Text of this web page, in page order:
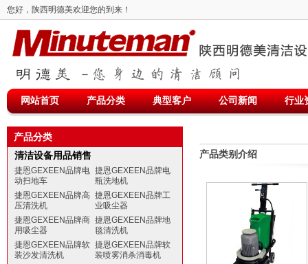
您好，陕西明德美欢迎您的到来！
网站首页 产品分类 典型客户 公司新闻 行业
产品分类
清洁设备用品销售
捷恩GEXEEN品牌电
动扫地车
捷恩GEXEEN品牌电
瓶洗地机
捷恩GEXEEN品牌高
压清洗机
捷恩GEXEEN品牌工
业吸尘器
捷恩GEXEEN品牌商
用吸尘器
捷恩GEXEEN品牌地
毯清洗机
捷恩GEXEEN品牌软
装沙发清洗机
捷恩GEXEEN品牌软
装喷雾消杀消毒机
产品类别介绍